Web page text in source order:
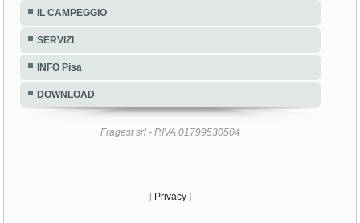
IL CAMPEGGIO
SERVIZI
INFO Pisa
DOWNLOAD
Fragest srl - P.IVA 01799530504
[ Privacy ]